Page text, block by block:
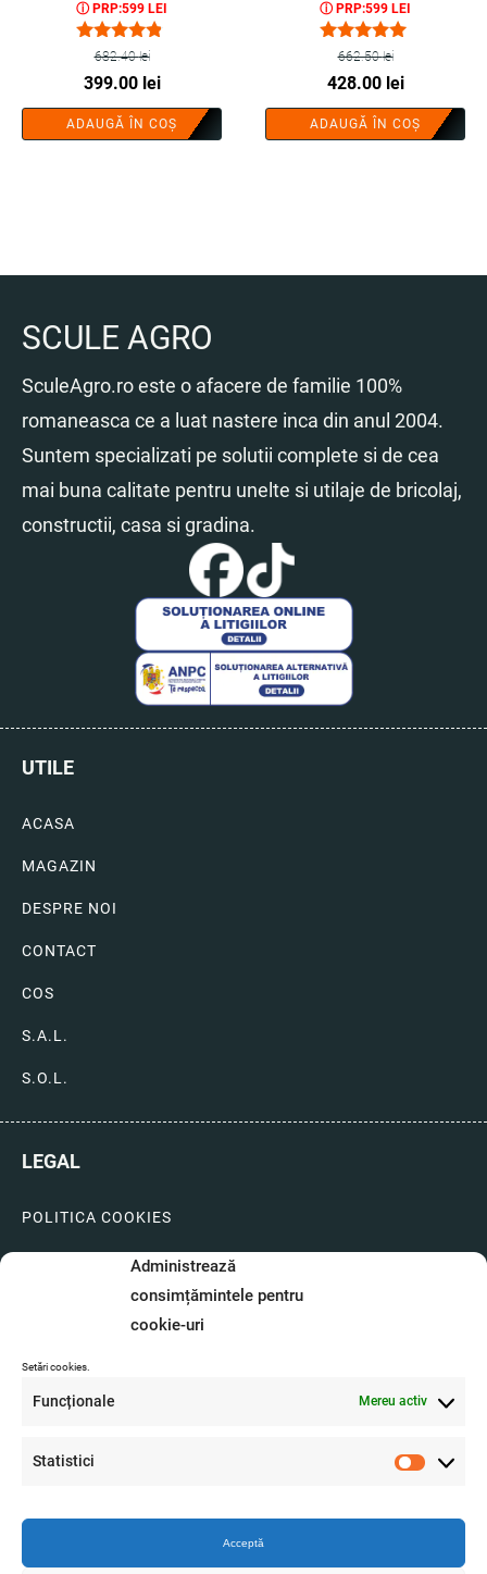
Administrează
consimțămintele pentru
cookie-uri
Setări cookies.
Funcționale Mereu activ
Statistici Statistici
Acceptă
SMART®
ⓘ PRP:599 LEI
Evaluat la
din 5
682.40lei
Prețul
inițial
a
399.00 leiPrețul
curent
este:
ADAUGĂ ÎN COȘ
100%, carcasa fonta, fulie
inclusa - COBI SMART®
ⓘ PRP:599 LEI
Evaluat la
din 5
662.50lei
Prețul
inițial
a
428.00 leiPrețul
curent
este:
ADAUGĂ ÎN COȘ
SCULE AGRO
SculeAgro.ro este o afacere de familie 100%
romaneasca ce a luat nastere inca din anul 2004.
Suntem specializati pe solutii complete si de cea
mai buna calitate pentru unelte si utilaje de bricolaj,
constructii, casa si gradina.
UTILE
ACASA
MAGAZIN
DESPRE NOI
CONTACT
COS
S.A.L.
S.O.L.
LEGAL
POLITICA COOKIES
LIVRARI SI PLATI
GARANTIE SI SERVICE
A.N.P.C.